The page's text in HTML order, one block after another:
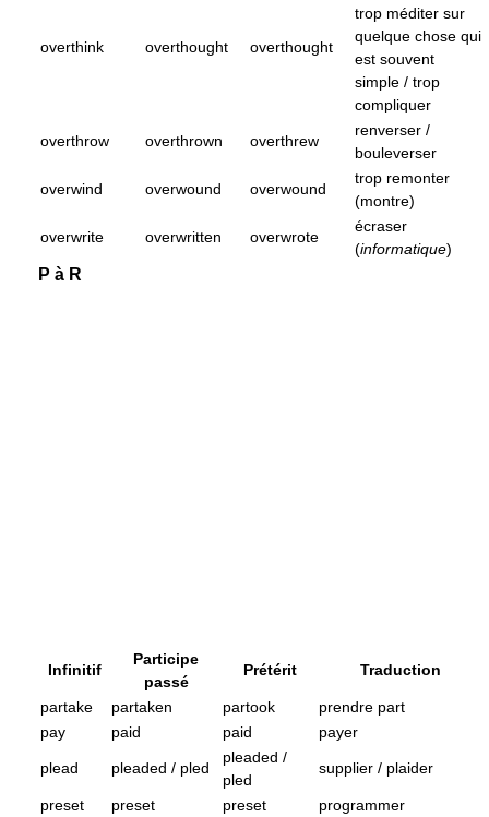
overthink overthought overthought
trop méditer sur
quelque chose qui
est souvent
simple / trop
compliquer
overthrow overthrown overthrew
renverser /
bouleverser
overwind overwound overwound
trop remonter
(montre)
overwrite overwritten overwrote
écraser
(informatique)
P à R
Infinitif
Participe
passé
Prétérit Traduction
partake partaken partook
prendre part
pay
paid paid payer
plead pleaded / pled
pleaded /
pled
supplier / plaider
preset preset preset programmer